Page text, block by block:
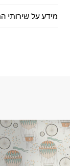
מידע על שירותי